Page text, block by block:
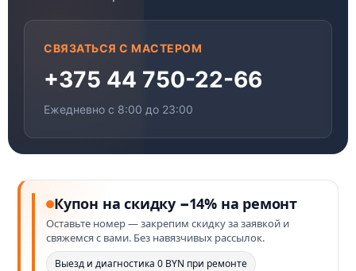
СВЯЗАТЬСЯ С МАСТЕРОМ
+375 44 750-22-66
Ежедневно с 8:00 до 23:00
Купон на скидку −14% на ремонт
Оставьте номер — закрепим скидку за заявкой и
свяжемся с вами. Без навязчивых рассылок.
Выезд и диагностика 0 BYN при ремонте